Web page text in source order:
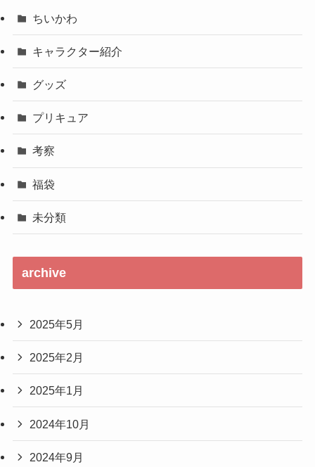
ちいかわ
キャラクター紹介
グッズ
プリキュア
考察
福袋
未分類
archive
2025年5月
2025年2月
2025年1月
2024年10月
2024年9月